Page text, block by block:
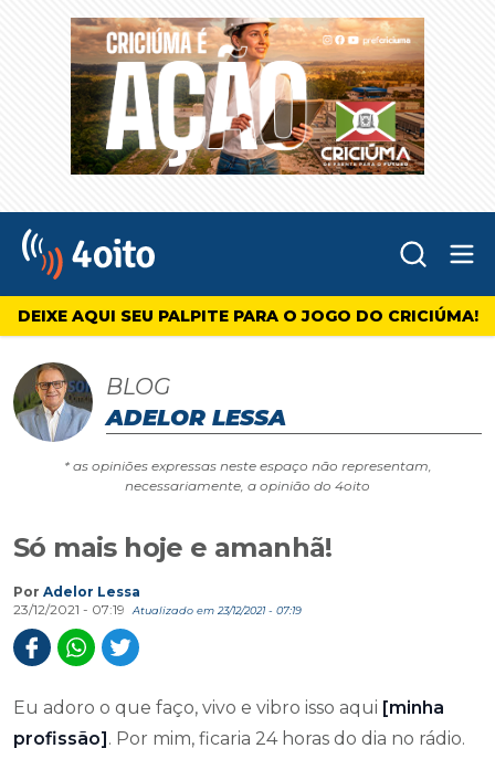
4oito
DEIXE AQUI SEU PALPITE PARA O JOGO DO CRICIÚMA!
BLOG
ADELOR LESSA
* as opiniões expressas neste espaço não representam,
necessariamente, a opinião do 4oito
Só mais hoje e amanhã!
Por Adelor Lessa
23/12/2021 - 07:19
Atualizado em 23/12/2021 - 07:19
Eu adoro o que faço, vivo e vibro isso aqui [minha
profissão]. Por mim, ficaria 24 horas do dia no rádio.